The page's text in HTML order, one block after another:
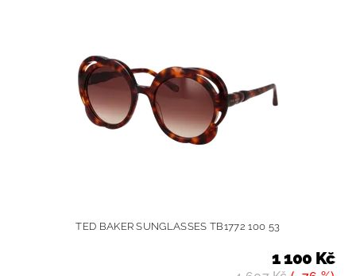
TED BAKER SUNGLASSES TB1772 100 53
1 100 Kč